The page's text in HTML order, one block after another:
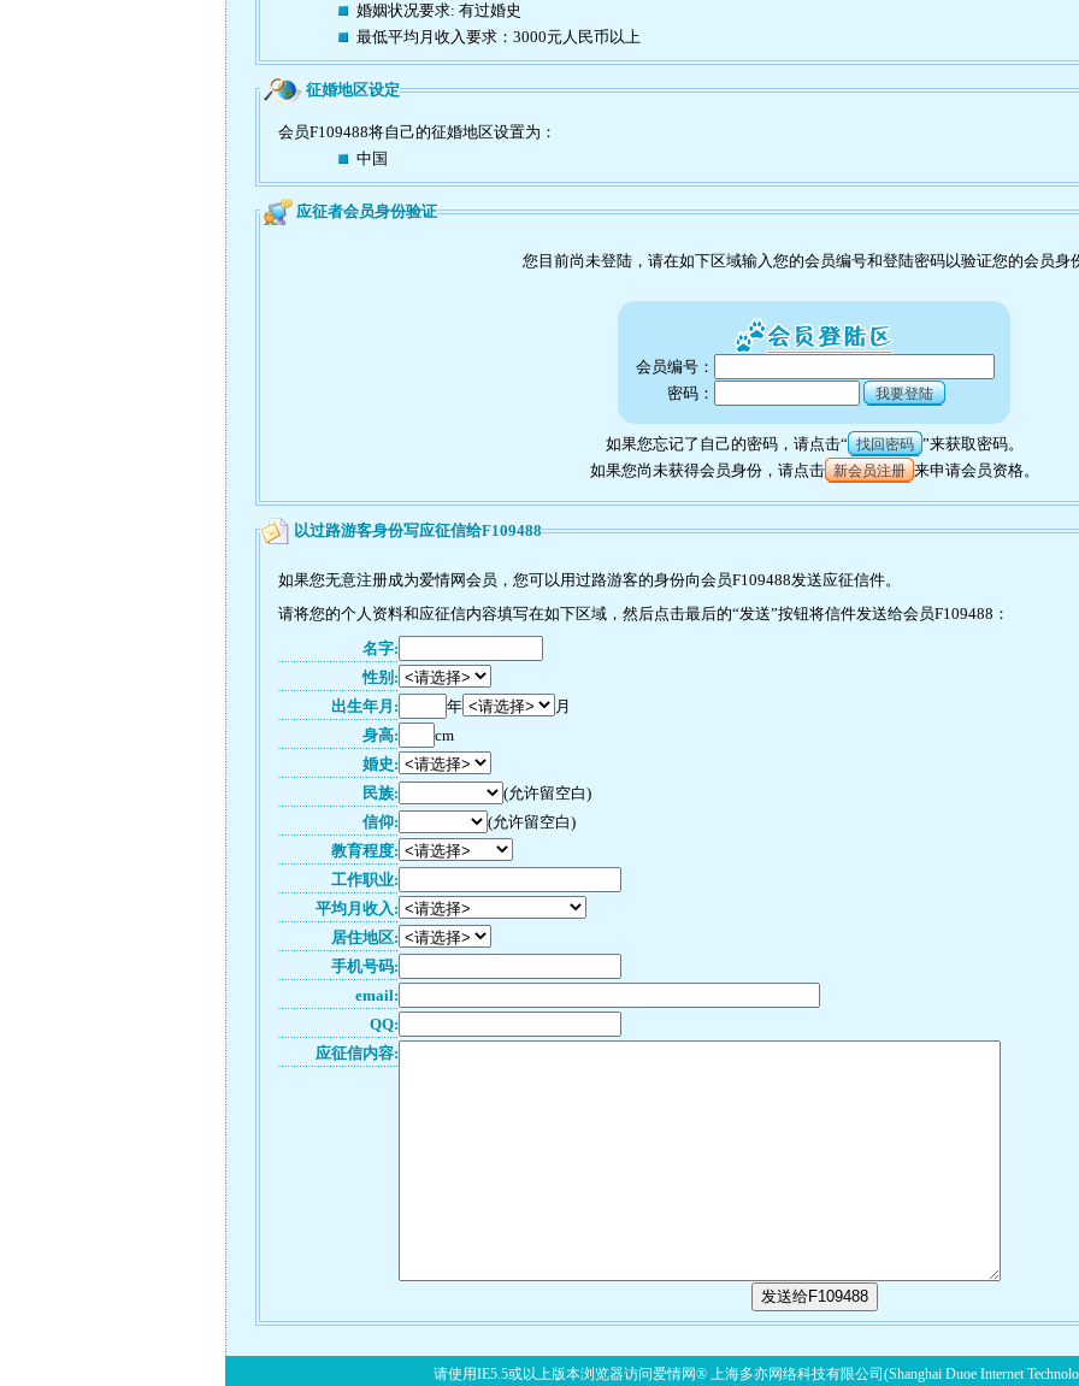
婚姻状况要求: 有过婚史
最低平均月收入要求：3000元人民币以上
征婚地区设定
会员F109488将自己的征婚地区设置为：
中国
应征者会员身份验证
您目前尚未登陆，请在如下区域输入您的会员编号和登陆密码以验证您的会员身
会员编号：
密码：
我要登陆
如果您忘记了自己的密码，请点击“ 找回密码 ”来获取密码。
如果您尚未获得会员身份，请点击 新会员注册 来申请会员资格。
以过路游客身份写应征信给F109488
如果您无意注册成为爱情网会员，您可以用过路游客的身份向会员F109488发送应征信件。
请将您的个人资料和应征信内容填写在如下区域，然后点击最后的“发送”按钮将信件发送给会员F109488：
名字:
性别:
出生年月:
年
月
身高:
cm
婚史:
民族:
(允许留空白)
信仰:
(允许留空白)
教育程度:
工作职业:
平均月收入:
居住地区:
手机号码:
email:
QQ:
应征信内容:
发送给F109488
请使用IE5.5或以上版本浏览器访问爱情网® 上海多亦网络科技有限公司(Shanghai Duoe Internet